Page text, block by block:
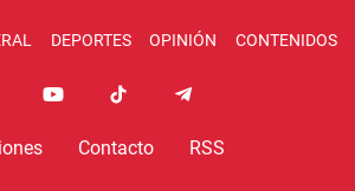
DEPORTES OPINIÓN CONTENIDOS
Contacto RSS